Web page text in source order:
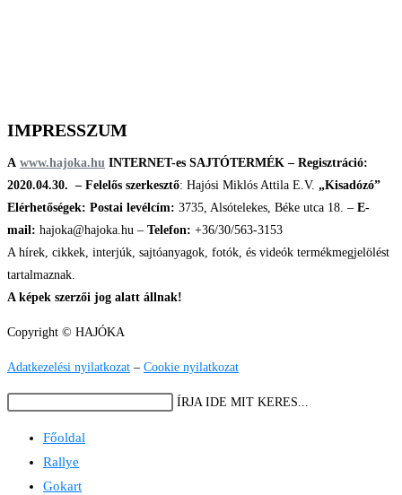
IMPRESSZUM
A www.hajoka.hu INTERNET-es SAJTÓTERMÉK – Regisztráció:
2020.04.30. – Felelős szerkesztő: Hajósi Miklós Attila E.V. „Kisadózó”
Elérhetőségek: Postai levélcím: 3735, Alsótelekes, Béke utca 18. – E-
mail: hajoka@hajoka.hu – Telefon: +36/30/563-3153
A hírek, cikkek, interjúk, sajtóanyagok, fotók, és videók termékmegjelölést
tartalmaznak.
A képek szerzői jog alatt állnak!
Copyright © HAJÓKA
Adatkezelési nyilatkozat – Cookie nyilatkozat
website
ÍRJA IDE MIT KERES...
Főoldal
Rallye
Gokart